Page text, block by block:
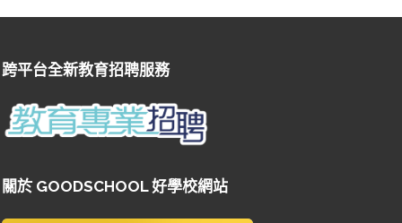
跨平台全新教育招聘服務
關於 GOODSCHOOL 好學校網站